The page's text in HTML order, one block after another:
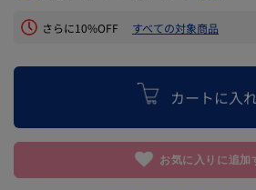
さらに10%OFF すべての対象商品
カートに入
お気に入りに追加